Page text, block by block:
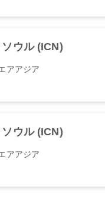
ソウル (ICN)
アアジア
ソウル (ICN)
アアジア